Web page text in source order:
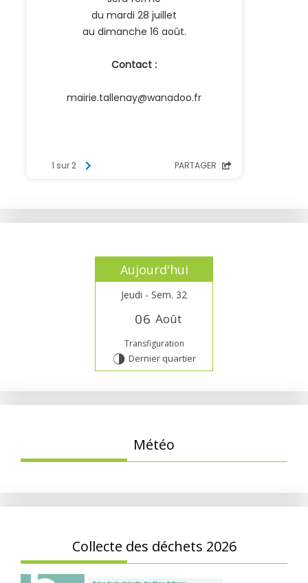
Aujourd'hui
Jeudi - Sem. 32
06 Août
Transfiguration
T Dernier quartier
Météo
Collecte des déchets 2026